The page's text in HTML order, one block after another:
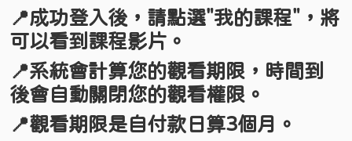
📍成功登入後，請點選"我的課程" ，將
可以看到課程影片。
📍系統會計算您的觀看期限，時間到
後會自動關閉您的觀看權限。
📍觀看期限是自付款日算3個月。